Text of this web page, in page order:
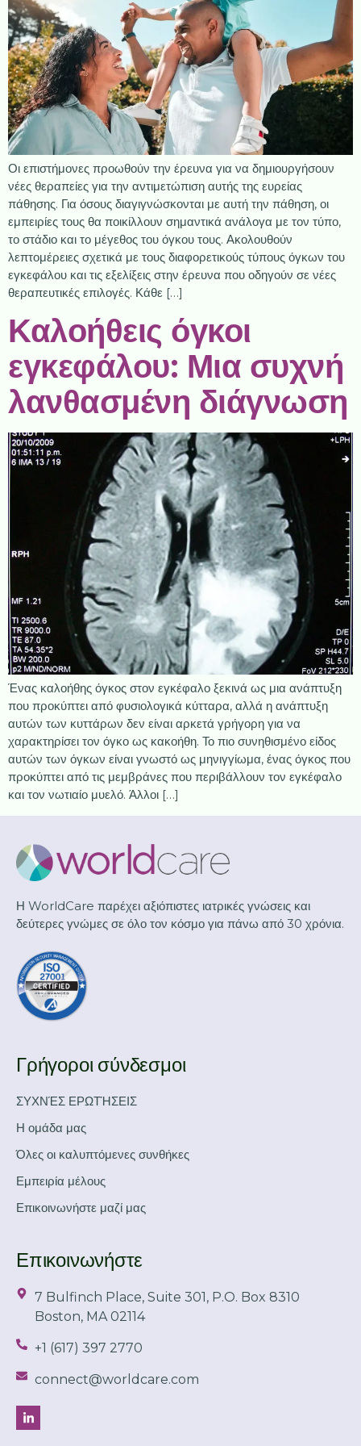
Οι επιστήμονες προωθούν την έρευνα για να δημιουργήσουν
νέες θεραπείες για την αντιμετώπιση αυτής της ευρείας
πάθησης. Για όσους διαγιγνώσκονται με αυτή την πάθηση, οι
εμπειρίες τους θα ποικίλλουν σημαντικά ανάλογα με τον τύπο,
το στάδιο και το μέγεθος του όγκου τους. Ακολουθούν
λεπτομέρειες σχετικά με τους διαφορετικούς τύπους όγκων του
εγκεφάλου και τις εξελίξεις στην έρευνα που οδηγούν σε νέες
θεραπευτικές επιλογές. Κάθε […]
Καλοήθεις όγκοι
εγκεφάλου: Μια συχνή
λανθασμένη διάγνωση
Ένας καλοήθης όγκος στον εγκέφαλο ξεκινά ως μια ανάπτυξη
που προκύπτει από φυσιολογικά κύτταρα, αλλά η ανάπτυξη
αυτών των κυττάρων δεν είναι αρκετά γρήγορη για να
χαρακτηρίσει τον όγκο ως κακοήθη. Το πιο συνηθισμένο είδος
αυτών των όγκων είναι γνωστό ως μηνιγγίωμα, ένας όγκος που
προκύπτει από τις μεμβράνες που περιβάλλουν τον εγκέφαλο
και τον νωτιαίο μυελό. Άλλοι […]
Η WorldCare παρέχει αξιόπιστες ιατρικές γνώσεις και
δεύτερες γνώμες σε όλο τον κόσμο για πάνω από 30 χρόνια.
Γρήγοροι σύνδεσμοι
ΣΥΧΝΈΣ ΕΡΩΤΉΣΕΙΣ
Η ομάδα μας
Όλες οι καλυπτόμενες συνθήκες
Εμπειρία μέλους
Επικοινωνήστε μαζί μας
Επικοινωνήστε
7 Bulfinch Place, Suite 301, P.O. Box 8310
Boston, MA 02114
+1 (617) 397 2770
connect@worldcare.com